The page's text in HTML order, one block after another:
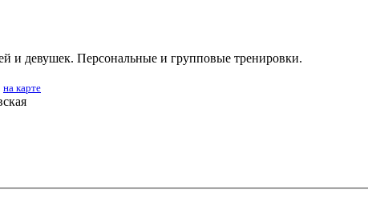
и девушек. Персональные и групповые тренировки.
на карте